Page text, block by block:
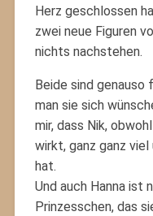
Herz geschlossen
zwei neue Figuren
nichts nachstehen.
Beide sind genauso
man sie sich
mir, dass Nik,
wirkt, ganz ganz
hat.
Und auch Hanna ist
Prinzesschen, das